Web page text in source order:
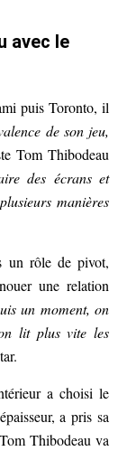
avec le
puis Toronto, il
de son jeu,
Tom Thibodeau
des écrans et
manières
un rôle de pivot,
une relation
un moment, on
lit plus vite les
a choisi le
a pris sa
Thibodeau va